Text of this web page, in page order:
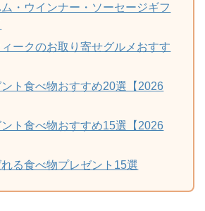
・ウインナー・ソーセージギフ
ークのお取り寄せグルメおすす
ト食べ物おすすめ20選【2026
ト食べ物おすすめ15選【2026
る食べ物プレゼント15選